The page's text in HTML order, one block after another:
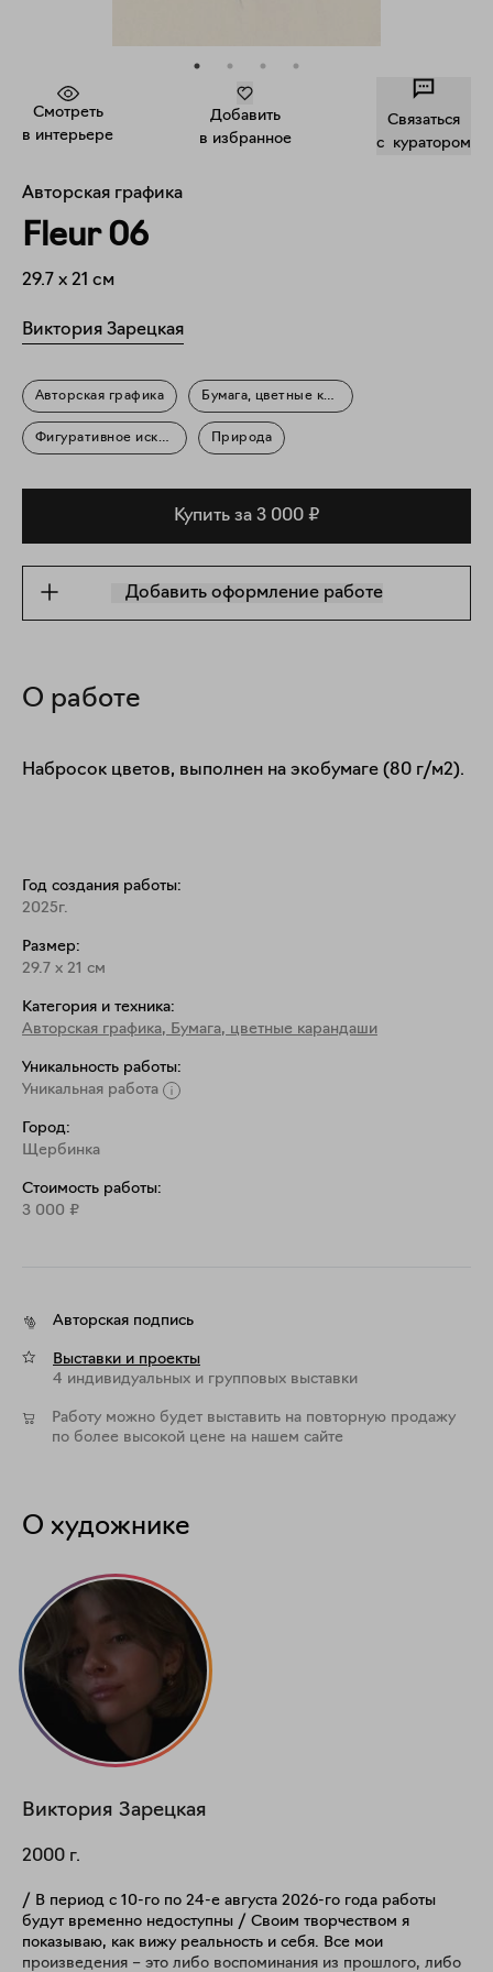
Смотреть
в интерьере
Добавить
в избранное
Связаться
c куратором
Авторская графика
Fleur 06
29.7 x 21 см
Виктория Зарецкая
Авторская графика Бумага, цветные карандаши
Фигуративное искусство Природа
Купить за 3 000 ₽
Добавить оформление работе
О работе
Набросок цветов, выполнен на экобумаге (80 г/м2).
Год создания работы:
2025г.
Размер:
29.7 x 21 см
Категория и техника:
Авторская графика, Бумага, цветные карандаши
Уникальность работы:
Уникальная работа
Город:
Щербинка
Стоимость работы:
3 000 ₽
Авторская подпись
Выставки и проекты
4 индивидуальных и групповых выставки
Работу можно будет выставить на повторную продажу
по более высокой цене на нашем сайте
О художнике
Виктория Зарецкая
2000 г.
/ В период с 10-го по 24-е августа 2026-го года работы
будут временно недоступны / Своим творчеством я
показываю, как вижу реальность и себя. Все мои
произведения – это либо воспоминания из прошлого, либо